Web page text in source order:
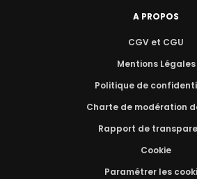
A PROPOS
CGV et CGU
Mentions Légales
Politique de
Charte de modération
Rapport de
Cookie
Paramétrer les